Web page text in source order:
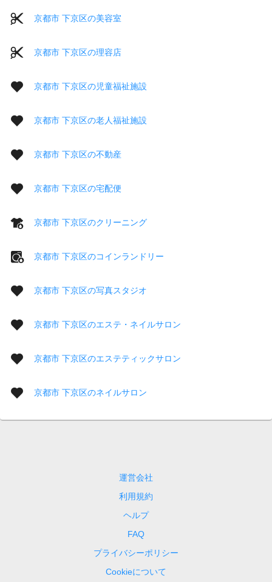
京都市 下京区の美容室
京都市 下京区の理容店
京都市 下京区の児童福祉施設
京都市 下京区の老人福祉施設
京都市 下京区の不動産
京都市 下京区の宅配便
京都市 下京区のクリーニング
京都市 下京区のコインランドリー
京都市 下京区の写真スタジオ
京都市 下京区のエステ・ネイルサロン
京都市 下京区のエステティックサロン
京都市 下京区のネイルサロン
運営会社
利用規約
ヘルプ
FAQ
プライバシーポリシー
Cookieについて